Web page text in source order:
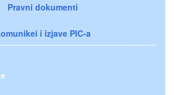
Pravni dokumenti
i izjave PIC-a